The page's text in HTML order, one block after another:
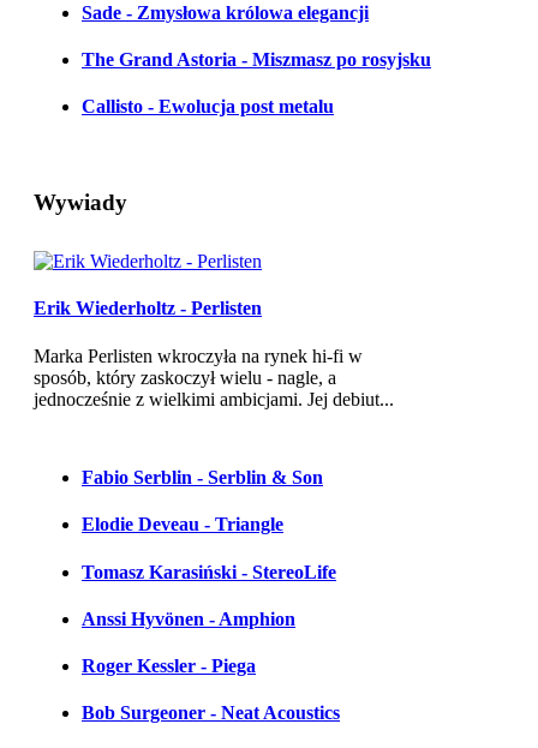
Sade - Zmysłowa królowa elegancji
The Grand Astoria - Miszmasz po rosyjsku
Callisto - Ewolucja post metalu
Wywiady
Erik Wiederholtz - Perlisten
Marka Perlisten wkroczyła na rynek hi-fi w
sposób, który zaskoczył wielu - nagle, a
jednocześnie z wielkimi ambicjami. Jej debiut...
Fabio Serblin - Serblin & Son
Elodie Deveau - Triangle
Tomasz Karasiński - StereoLife
Anssi Hyvönen - Amphion
Roger Kessler - Piega
Bob Surgeoner - Neat Acoustics